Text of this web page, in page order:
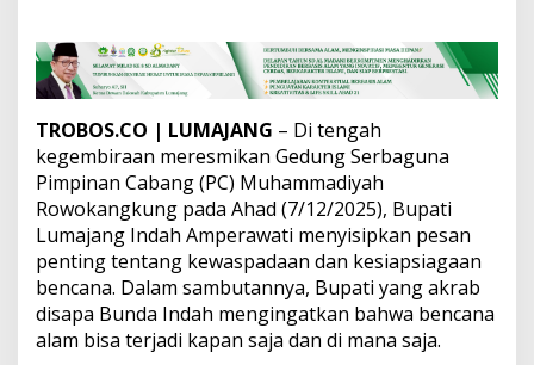
u
p
a
i
n
d
h
I
n
g
a
t
TROBOS.CO | LUMAJANG – Di tengah
kegembiraan meresmikan Gedung Serbaguna
Pimpinan Cabang (PC) Muhammadiyah
Rowokangkung pada Ahad (7/12/2025), Bupati
Lumajang Indah Amperawati menyisipkan pesan
penting tentang kewaspadaan dan kesiapsiagaan
bencana. Dalam sambutannya, Bupati yang akrab
disapa Bunda Indah mengingatkan bahwa bencana
alam bisa terjadi kapan saja dan di mana saja.